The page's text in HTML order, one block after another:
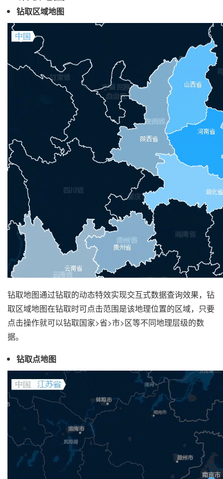
钻取区域地图
钻取地图通过钻取的动态特效实现交互式数据查询效果，钻
取区域地图在钻取时可点击范围是该地理位置的区域，只要
点击操作就可以钻取国家>省>市>区等不同地理层级的数
据。
钻取点地图